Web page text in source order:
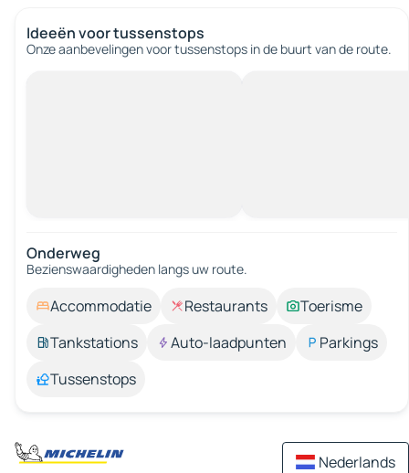
Ideeën voor tussenstops
Onze aanbevelingen voor tussenstops in de buurt van de route.
Onderweg
Bezienswaardigheden langs uw route.
Accommodatie Restaurants
Toerisme
Tankstations
Auto-laadpunten
Parkings
Tussenstops
Nederlands